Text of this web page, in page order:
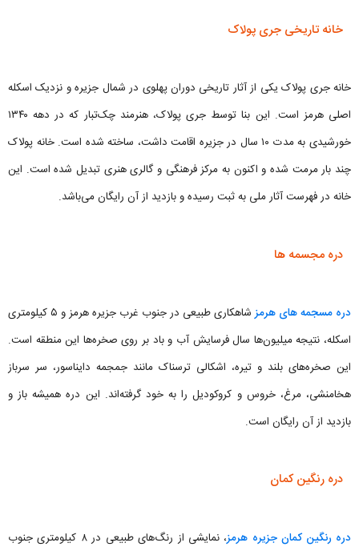
خانه تاریخی جری پولاک
خانه جری پولاک یکی از آثار تاریخی دوران پهلوی در شمال جزیره و نزدیک اسکله
اصلی هرمز است. این بنا توسط جری پولاک، هنرمند چک‌تبار که در دهه ۱۳۴۰
خورشیدی به مدت ۱۰ سال در جزیره اقامت داشت، ساخته شده است. خانه پولاک
چند بار مرمت شده و اکنون به مرکز فرهنگی و گالری هنری تبدیل شده است. این
خانه در فهرست آثار ملی به ثبت رسیده و بازدید از آن رایگان می‌باشد.
دره مجسمه ها
دره مسجمه های هرمز
شاهکاری طبیعی در جنوب غرب جزیره هرمز و ۵ کیلومتری
اسکله، نتیجه میلیون‌ها سال فرسایش آب و باد بر روی صخره‌ها این منطقه است.
این صخره‌های بلند و تیره، اشکالی ترسناک مانند جمجمه دایناسور، سر سرباز
هخامنشی، مرغ، خروس و کروکودیل را به خود گرفته‌اند. این دره همیشه باز و
بازدید از آن رایگان است.
دره رنگین کمان
دره رنگین کمان جزیره هرمز
، نمایشی از رنگ‌های طبیعی در ۸ کیلومتری جنوب